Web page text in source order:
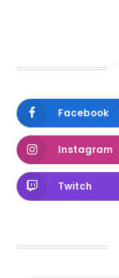
Facebook
Instagram
Twitch